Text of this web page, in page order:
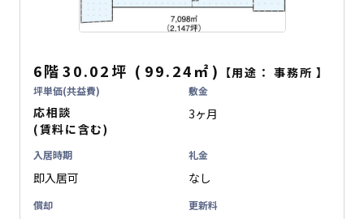
6階30.02坪 ( 99.24㎡ ) 【用途：事務所 】
坪単価(共益費)
応相談
(賃料に含む)
敷金
3ヶ月
入居時期
即入居可
礼金
なし
償却 更新料